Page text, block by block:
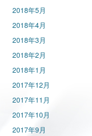
2018年5月
2018年4月
2018年3月
2018年2月
2018年1月
2017年12月
2017年11月
2017年10月
2017年9月